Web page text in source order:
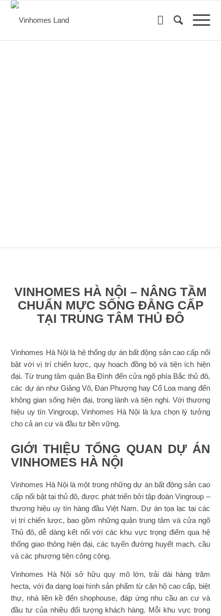
VINHOMES HÀ NỘI – NÂNG TẦM
CHUẨN MỰC SỐNG ĐẲNG CẤP
TẠI TRUNG TÂM THỦ ĐÔ
Vinhomes Hà Nội là hệ thống dự án bất động sản cao cấp nổi
bật với vị trí chiến lược, quy hoạch đồng bộ và tiện ích hiện
đại. Từ trung tâm quận Ba Đình đến cửa ngõ phía Bắc thủ đô,
các dự án như Giảng Võ, Đan Phượng hay Cổ Loa mang đến
không gian sống hiện đại, trong lành và tiện nghi. Với thương
hiệu uy tín Vingroup, Vinhomes Hà Nội là lựa chọn lý tưởng
cho cả an cư và đầu tư bền vững.
GIỚI THIỆU TỔNG QUAN DỰ ÁN
VINHOMES HÀ NỘI
Vinhomes Hà Nội là một trong những dự án bất động sản cao
cấp nổi bật tại thủ đô, được phát triển bởi tập đoàn Vingroup –
thương hiệu uy tín hàng đầu Việt Nam. Dự án tọa lạc tại các
vị trí chiến lược, bao gồm những quận trung tâm và cửa ngõ
Thủ đô, dễ dàng kết nối với các khu vực trọng điểm qua hệ
thống giao thông hiện đại, các tuyến đường huyết mạch, cầu
và các phương tiện công cộng.
Vinhomes Hà Nội sở hữu quy mô lớn, trải dài hàng trăm
hecta, với đa dạng loại hình sản phẩm từ căn hộ cao cấp, biệt
thự, nhà liền kề đến shophouse, đáp ứng nhu cầu an cư và
đầu tư của nhiều đối tượng khách hàng. Mỗi khu vực trong